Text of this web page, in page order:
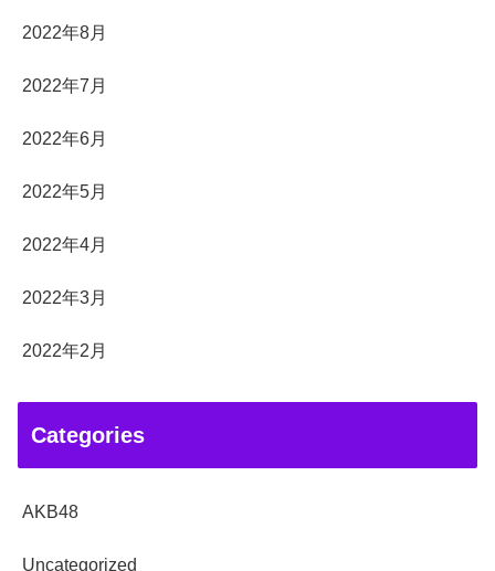
2022年8月
2022年7月
2022年6月
2022年5月
2022年4月
2022年3月
2022年2月
Categories
AKB48
Uncategorized